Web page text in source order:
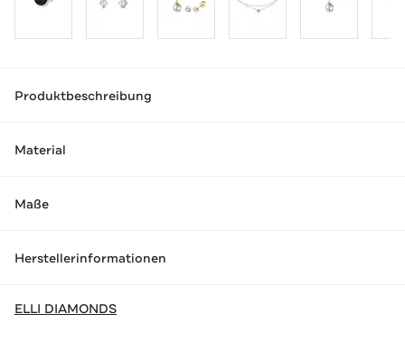
Produktbeschreibung
Material
Maße
Herstellerinformationen
ELLI DIAMONDS